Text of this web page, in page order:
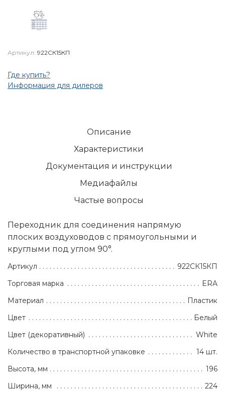
Артикул: 922СК15КП
Где купить?
Информация для дилеров
Описание
Характеристики
Документация и инструкции
Медиафайлы
Частые вопросы
Переходник для соединения напрямую
плоских воздуховодов с прямоугольными и
круглыми под углом 90°.
Артикул
922СК15КП
Торговая марка
ERA
Материал
Пластик
Цвет
Белый
Цвет (декоративный)
White
Количество в транспортной упаковке
14 шт.
Высота, мм
196
Ширина, мм
224